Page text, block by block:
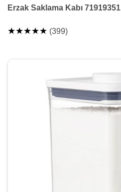
Erzak Saklama Kabı 71919351
★★★★★ (399)